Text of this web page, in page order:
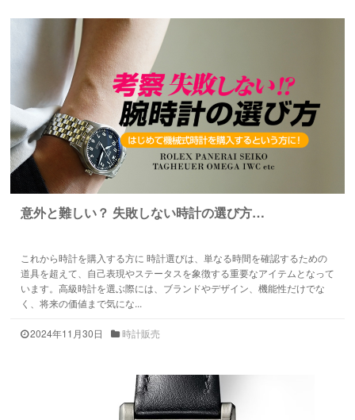
意外と難しい？ 失敗しない時計の選び方…
これから時計を購入する方に 時計選びは、単なる時間を確認するための
道具を超えて、自己表現やステータスを象徴する重要なアイテムとなって
います。高級時計を選ぶ際には、ブランドやデザイン、機能性だけでな
く、将来の価値まで気にな...
2024年11月30日 時計販売